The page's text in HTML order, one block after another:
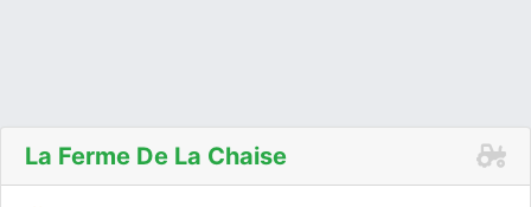
La Ferme De La Chaise